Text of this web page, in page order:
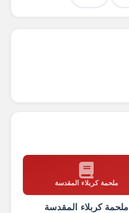
ملحمة كربلاء المقدسة
ملحمة كربلاء المقدسة